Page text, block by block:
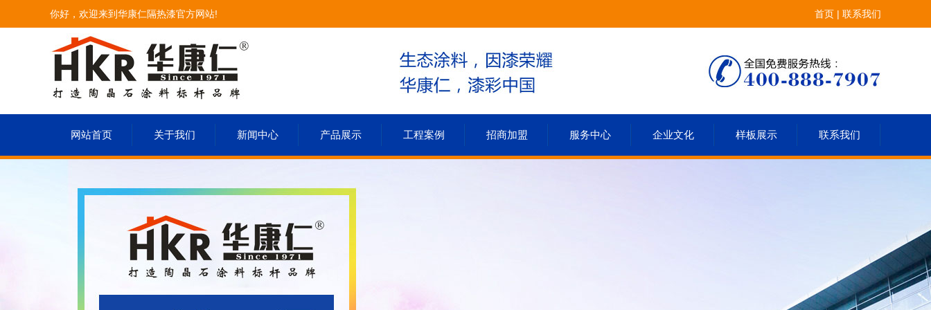
你好，欢迎来到华康仁隔热漆官方网站! 首页 | 联系我们
网站首页 关于我们 新闻中心 产品展示 工程案例 招商加盟 服务中心 企业文化 样板展示 联系我们